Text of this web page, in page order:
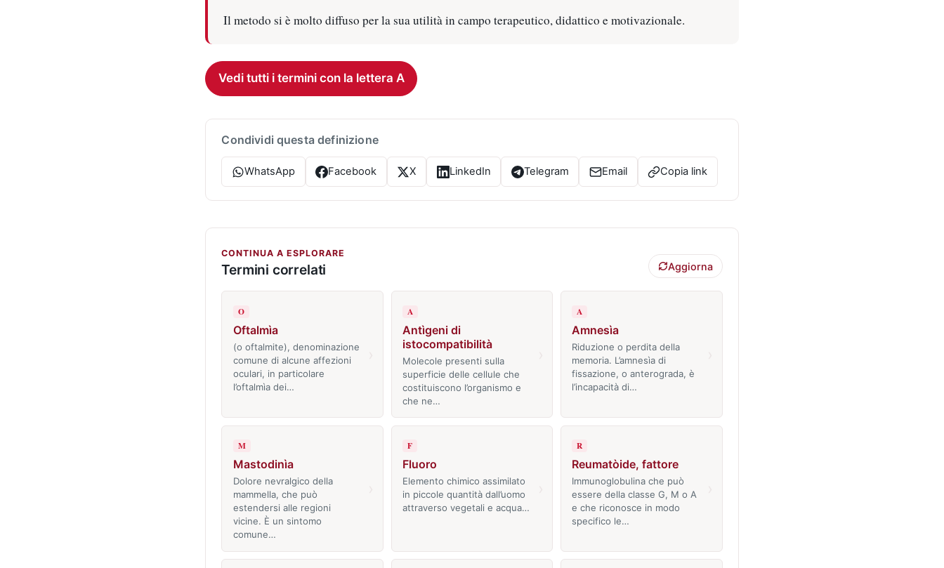
Il metodo si è molto diffuso per la sua utilità in campo terapeutico, didattico e motivazionale.
Vedi tutti i termini con la lettera A
Condividi questa definizione
WhatsApp Facebook X LinkedIn Telegram Email Copia link
CONTINUA A ESPLORARE
Termini correlati Aggiorna
O
Oftalmìa
(o oftalmite), denominazione
comune di alcune affezioni
oculari, in particolare
l’oftalmìa dei…
A
Antìgeni di
istocompatibilità
Molecole presenti sulla
superficie delle cellule che
costituiscono l’organismo e
che ne…
A
Amnesìa
Riduzione o perdita della
memoria. L’amnesìa di
fissazione, o anterograda, è
l’incapacità di…
M
Mastodinìa
Dolore nevralgico della
mammella, che può
estendersi alle regioni
vicine. È un sintomo
comune…
F
Fluoro
Elemento chimico assimilato
in piccole quantità dall’uomo
attraverso vegetali e acqua…
R
Reumatòide, fattore
Immunoglobulina che può
essere della classe G, M o A
e che riconosce in modo
specifico le…